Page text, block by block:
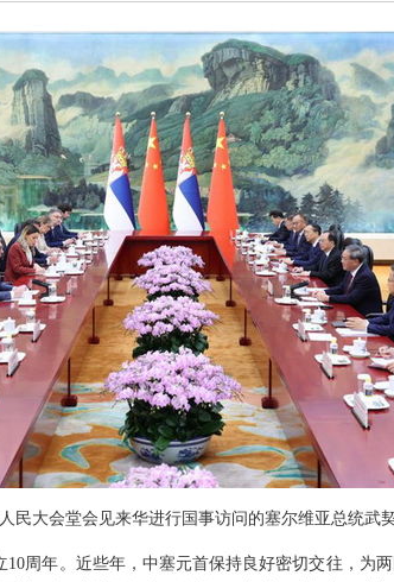
民大会堂会见来华进行国事访问的塞尔维亚总统武契
周年。近些年，中塞元首保持良好密切交往，为